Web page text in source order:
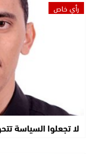
رأي خاص
لا تجعلوا السياسة